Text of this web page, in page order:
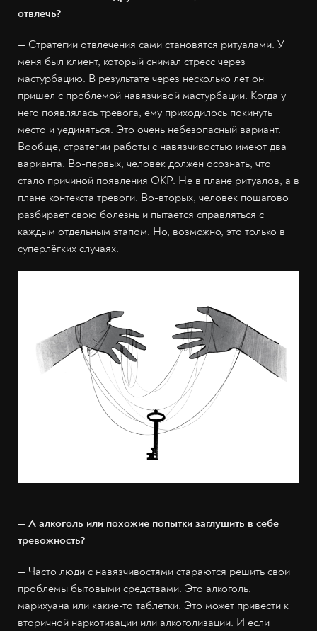
отвлечь?
— Стратегии отвлечения сами становятся ритуалами. У
меня был клиент, который снимал стресс через
мастурбацию. В результате через несколько лет он
пришел с проблемой навязчивой мастурбации. Когда у
него появлялась тревога, ему приходилось покинуть
место и уединяться. Это очень небезопасный вариант.
Вообще, стратегии работы с навязчивостью имеют два
варианта. Во-первых, человек должен осознать, что
стало причиной появления ОКР. Не в плане ритуалов, а в
плане контекста тревоги. Во-вторых, человек пошагово
разбирает свою болезнь и пытается справляться с
каждым отдельным этапом. Но, возможно, это только в
суперлёгких случаях.
— А алкоголь или похожие попытки заглушить в себе
тревожность?
— Часто люди с навязчивостями стараются решить свои
проблемы бытовыми средствами. Это алкоголь,
марихуана или какие-то таблетки. Это может привести к
вторичной наркотизации или алкоголизации. И если